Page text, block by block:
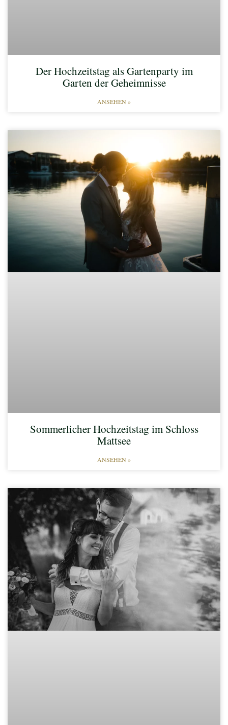
Der Hochzeitstag als Gartenparty im
Garten der Geheimnisse
ANSEHEN »
Sommerlicher Hochzeitstag im Schloss
Mattsee
ANSEHEN »